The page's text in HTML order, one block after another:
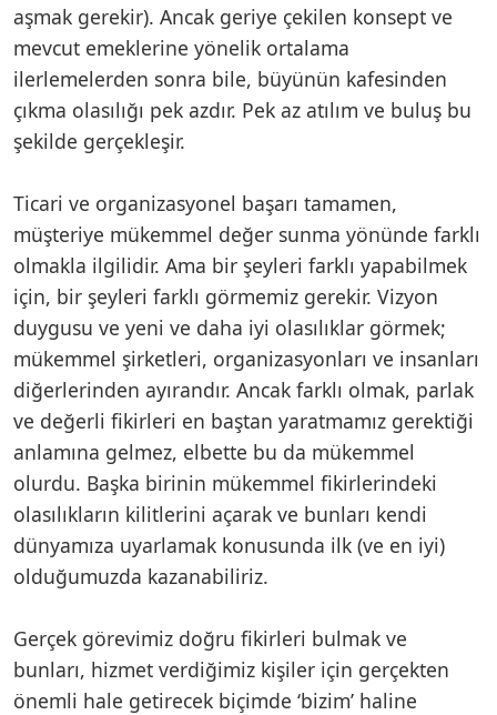
aşmak gerekir). Ancak geriye çekilen konsept ve
mevcut emeklerine yönelik ortalama
ilerlemelerden sonra bile, büyünün kafesinden
çıkma olasılığı pek azdır. Pek az atılım ve buluş bu
şekilde gerçekleşir.
Ticari ve organizasyonel başarı tamamen,
müşteriye mükemmel değer sunma yönünde farklı
olmakla ilgilidir. Ama bir şeyleri farklı yapabilmek
için, bir şeyleri farklı görmemiz gerekir. Vizyon
duygusu ve yeni ve daha iyi olasılıklar görmek;
mükemmel şirketleri, organizasyonları ve insanları
diğerlerinden ayırandır. Ancak farklı olmak, parlak
ve değerli fikirleri en baştan yaratmamız gerektiği
anlamına gelmez, elbette bu da mükemmel
olurdu. Başka birinin mükemmel fikirlerindeki
olasılıkların kilitlerini açarak ve bunları kendi
dünyamıza uyarlamak konusunda ilk (ve en iyi)
olduğumuzda kazanabiliriz.
Gerçek görevimiz doğru fikirleri bulmak ve
bunları, hizmet verdiğimiz kişiler için gerçekten
önemli hale getirecek biçimde ‘bizim’ haline